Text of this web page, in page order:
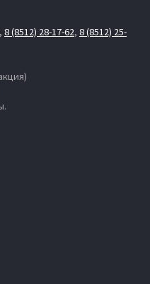
, 8 (8512) 28-17-62, 8 (8512) 25-